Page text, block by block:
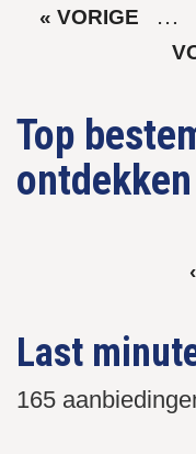
VORIGE
« VORIGE …
Top
ontdekken
Last
165